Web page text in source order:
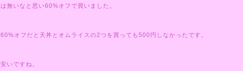
は無いなと思い60%オフで買いました。
60%オフだと天丼とオムライスの2つを買っても500円しなかったです。
安いですね。